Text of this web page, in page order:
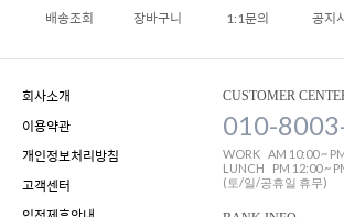
배송조회 장바구니 1:1문의 공지
회사소개
이용약관
개인정보처리방침
고객센터
CUSTOMER
010-
WORK AM 10:00 ~
LUNCH
PM 12:00 ~
(토/일/공휴일 휴무)